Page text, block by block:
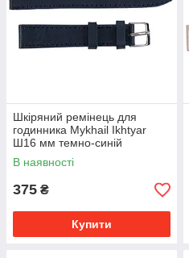
Шкіряний ремінець для
годинника Mykhail Ikhtyar
Ш16 мм темно-синій
В наявності
375 ₴
Купити